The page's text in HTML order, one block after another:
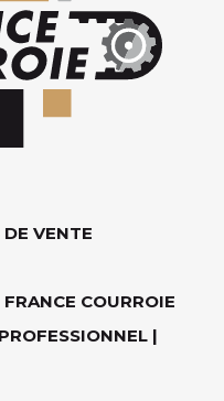
VENTE
COURROIE
|